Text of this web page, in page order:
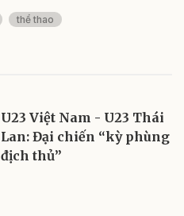
thể thao
U23 Việt Nam - U23 Thái
Lan: Đại chiến “kỳ phùng
địch thủ”